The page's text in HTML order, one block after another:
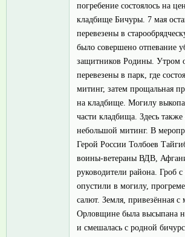
погребение состоялось на
кладбище Бичуры. 7 мая
перевезены в
было совершено отпевание
защитников Родины. Утром
перевезены в парк, где
митинг, затем прощальная
на кладбище. Могилу
части кладбища. Здесь также
небольшой митинг. В
Герой России Толбоев
воины-ветераны ВДВ,
руководители района. Гроб с
опустили в могилу,
салют. Земля, привезённая с
Орловщине была высыпана
и смешалась с родной